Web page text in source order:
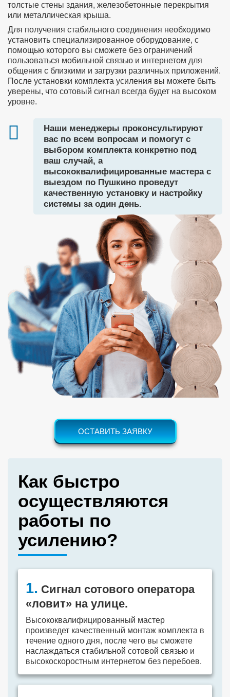
толстые стены здания, железобетонные перекрытия
или металлическая крыша.
Для получения стабильного соединения необходимо
установить специализированное оборудование, с
помощью которого вы сможете без ограничений
пользоваться мобильной связью и интернетом для
общения с близкими и загрузки различных приложений.
После установки комплекта усиления вы можете быть
уверены, что сотовый сигнал всегда будет на высоком
уровне.
Наши менеджеры проконсультируют
вас по всем вопросам и помогут с
выбором комплекта конкретно под
ваш случай, а
высококвалифицированные мастера с
выездом по Пушкино проведут
качественную установку и настройку
системы за один день.
ОСТАВИТЬ ЗАЯВКУ
Как быстро
осуществляются
работы по
усилению?
1. Сигнал сотового оператора
«ловит» на улице.
Высококвалифицированный мастер
произведет качественный монтаж комплекта в
течение одного дня, после чего вы сможете
наслаждаться стабильной сотовой связью и
высокоскоростным интернетом без перебоев.